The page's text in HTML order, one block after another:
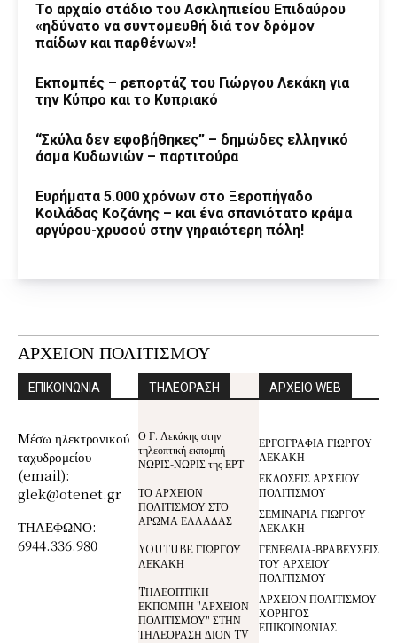
Το αρχαίο στάδιο του Ασκληπιείου Επιδαύρου
«ηδύνατο να συντομευθή διά τον δρόμον
παίδων και παρθένων»!
Εκπομπές – ρεπορτάζ του Γιώργου Λεκάκη για
την Κύπρο και το Κυπριακό
“Σκύλα δεν εφοβήθηκες” – δημώδες ελληνικό
άσμα Κυδωνιών – παρτιτούρα
Ευρήματα 5.000 χρόνων στο Ξεροπήγαδο
Κοιλάδας Κοζάνης – και ένα σπανιότατο κράμα
αργύρου-χρυσού στην γηραιότερη πόλη!
ΑΡΧΕΙΟΝ ΠΟΛΙΤΙΣΜΟΥ
ΕΠΙΚΟΙΝΩΝΙΑ
Mέσω ηλεκτρονικού
ταχυδρομείου
(email):
glek@otenet.gr
ΤΗΛΕΦΩΝΟ:
6944.336.980
ΤΗΛΕΟΡΑΣΗ
Ο Γ. Λεκάκης στην
τηλεοπτική εκπομπή
ΝΩΡΙΣ-ΝΩΡΙΣ της ΕΡΤ
ΤΟ ΑΡΧΕΙΟΝ
ΠΟΛΙΤΙΣΜΟΥ ΣΤΟ
ΑΡΩΜΑ ΕΛΛΑΔΑΣ
YOUTUBE ΓΙΩΡΓΟΥ
ΛΕΚΑΚΗ
TΗΛΕΟΠΤΙΚΗ
ΕΚΠΟΜΠΗ "ΑΡΧΕΙΟΝ
ΠΟΛΙΤΙΣΜΟΥ" ΣΤΗΝ
ΤΗΛΕΌΡΑΣΗ ΔΙΟΝ TV
ΑΡΧΕΙΟ WEB
ΕΡΓΟΓΡΑΦΙΑ ΓΙΩΡΓΟΥ
ΛΕΚΑΚΗ
ΕΚΔΟΣΕΙΣ ΑΡΧΕΙΟΥ
ΠΟΛΙΤΙΣΜΟΥ
ΣΕΜΙΝΑΡΙΑ ΓΙΩΡΓΟΥ
ΛΕΚΑΚΗ
ΓΕΝΕΘΛΙΑ-ΒΡΑΒΕΥΣΕΙΣ
ΤΟΥ ΑΡΧΕΙΟΥ
ΠΟΛΙΤΙΣΜΟΥ
ΑΡΧΕΙΟΝ ΠΟΛΙΤΙΣΜΟΥ
ΧΟΡΗΓΟΣ
ΕΠΙΚΟΙΝΩΝΙΑΣ